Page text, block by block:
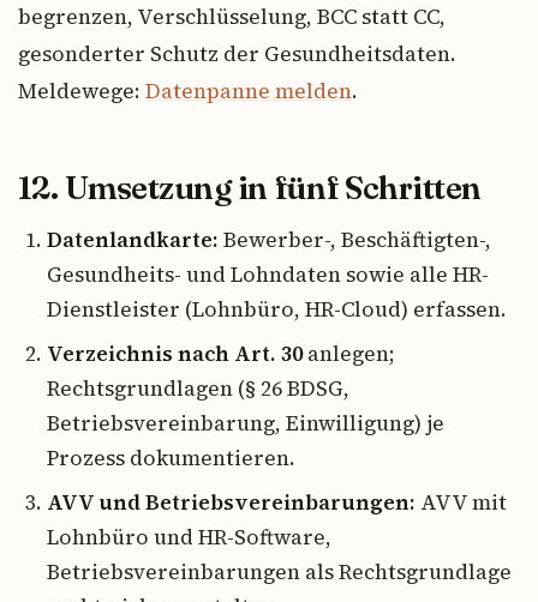
begrenzen, Verschlüsselung, BCC statt CC,
gesonderter Schutz der Gesundheitsdaten.
Meldewege: Datenpanne melden.
12. Umsetzung in fünf Schritten
Datenlandkarte: Bewerber-, Beschäftigten-,
Gesundheits- und Lohndaten sowie alle HR-
Dienstleister (Lohnbüro, HR-Cloud) erfassen.
Verzeichnis nach Art. 30anlegen;
Rechtsgrundlagen (§ 26 BDSG,
Betriebsvereinbarung, Einwilligung) je
Prozess dokumentieren.
AVV und Betriebsvereinbarungen: AVV mit
Lohnbüro und HR-Software,
Betriebsvereinbarungen als Rechtsgrundlage